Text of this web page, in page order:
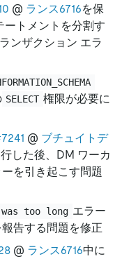
@ ランス6716を保
ートメントを分割す
ンザクション エラ
SELECT 権限が必要に
@ ブチュイトデ
した後、DM ワーカ
を引き起こす問題
too long エラー
報告する問題を修正
@ ランス6716中に